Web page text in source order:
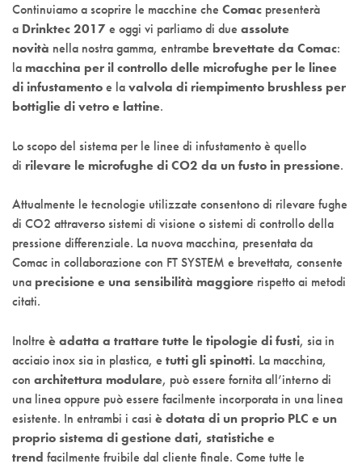
Continuiamo a scoprire le macchine che Comac presenterà
a Drinktec 2017e oggi vi parliamo di due assolute
novità nella nostra gamma, entrambe brevettate da Comac:
la macchina per il controllo delle microfughe per le linee
di infustamentoe lavalvola di riempimento brushless per
bottiglie di vetro e lattine.
Lo scopo del sistema per le linee di infustamento è quello
di rilevare le microfughe di CO2 da un fusto in pressione.
Attualmente le tecnologie utilizzate consentono di rilevare fughe
di CO2 attraverso sistemi di visione o sistemi di controllo della
pressione differenziale. La nuova macchina, presentata da
Comac in collaborazione con FT SYSTEM e brevettata, consente
una precisione e una sensibilità maggiore rispetto ai metodi
citati.
Inoltre è adatta a trattare tutte le tipologie di fusti, sia in
acciaio inox sia in plastica, e tutti gli spinotti. La macchina,
con architettura modulare, può essere fornita all’interno di
una linea oppure può essere facilmente incorporata in una linea
esistente. In entrambi i casi è dotata di un proprio PLC e un
proprio sistema di gestione dati, statistiche e
trend facilmente fruibile dal cliente finale. Come tutte le